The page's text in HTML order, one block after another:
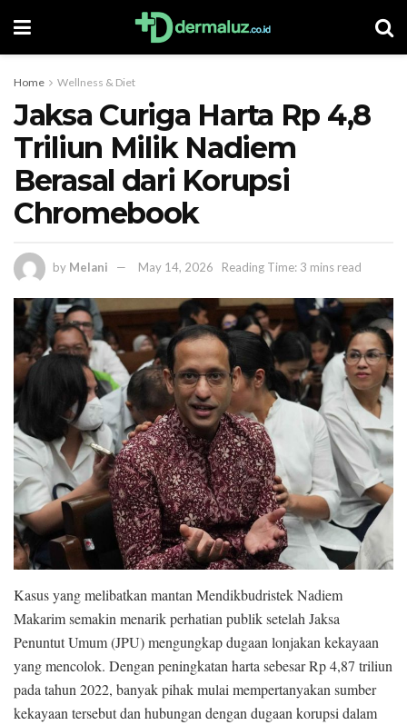
Home Wellness & Diet
Jaksa Curiga Harta Rp 4,8
Triliun Milik Nadiem
Berasal dari Korupsi
Chromebook
by Melani May 14, 2026 Reading Time: 3 mins read
Kasus yang melibatkan mantan Mendikbudristek Nadiem
Makarim semakin menarik perhatian publik setelah Jaksa
Penuntut Umum (JPU) mengungkap dugaan lonjakan kekayaan
yang mencolok. Dengan peningkatan harta sebesar Rp 4,87 triliun
pada tahun 2022, banyak pihak mulai mempertanyakan sumber
kekayaan tersebut dan hubungan dengan dugaan korupsi dalam